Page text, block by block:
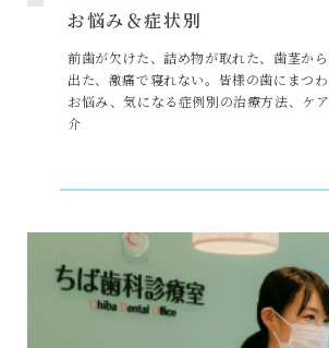
お悩み＆症状別
前歯が欠けた、詰め物が取れた、歯茎か
出た、激痛で寝れない。皆様の歯にまつ
お悩み、気になる症例別の治療方法、ケ
介